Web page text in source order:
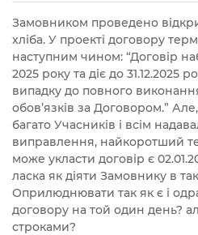
Замовником проведено
хліба. У проекті договору
наступним чином: “Договір
2025 року та діє до 31.12.2025
випадку до повного
обов’язків за Договором.”
багато Учасників і всім
виправлення, найкоротший
може укласти договір є
ласка як діяти Замовнику в
Оприлюднювати так як є і
договору на той один день?
строками?